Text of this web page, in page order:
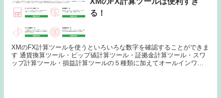
る！
XMのFX計算ツールを使うといろいろな数字を確認することができま
す 通貨換算ツール・ピップ値計算ツール・証拠金計算ツール・スワ
ップ計算ツール・損益計算ツールの５種類に加えてオールインワン